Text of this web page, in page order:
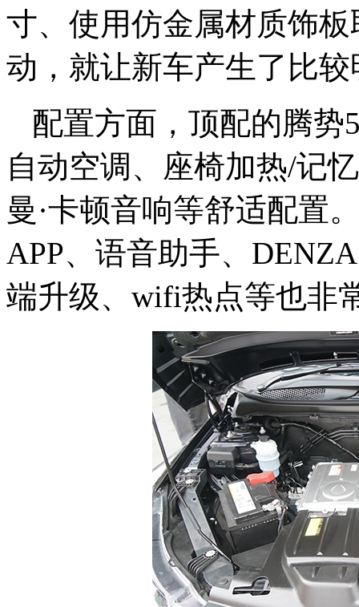
寸、使用仿金属材质饰
动，就让新车产生了比
配置方面，顶配的腾势
自动空调、座椅加热/记
曼·卡顿音响等舒适配置
APP、语音助手、
端升级、wifi热点等也非